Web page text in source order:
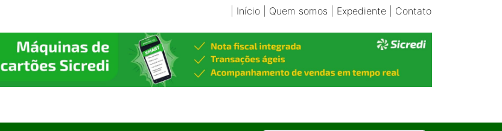
Início| Quem somos Expediente| Contato